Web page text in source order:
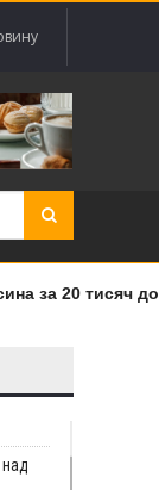
за 20 тисяч
над